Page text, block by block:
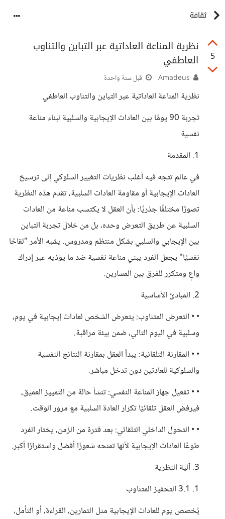
ثقافة
5
نظرية المناعة العاداتية عبر التباين والتناوب
العاطفي
قبل سنة واحدة
نظرية المناعة العاداتية عبر التباين والتناوب العاطفي
تجربة 90 يومًا بين العادات الإيجابية والسلبية لبناء مناعة
نفسية
1. المقدمة
في عالم تتجه فيه أغلب نظريات التغيير السلوكي إلى ترسيخ
العادات الإيجابية أو مقاومة العادات السلبية، تقدم هذه النظرية
تصورًا مختلفًا جذريًا: بأن العقل لا يكتسب مناعة من العادات
السلبية عن طريق التعرض وحده، بل من خلال تجربة التباين
بين الإيجابي والسلبي بشكل منتظم ومدروس. يشبه الأمر "لقاحًا
نفسيًا" يجعل الفرد يبني مناعة نفسية ضد ما يؤذيه عبر إدراك
واعٍ ومتكرر للفرق بين المسارين.
2. المبادئ الأساسية
• • التعرض المتناوب: يتعرض الشخص لعادات إيجابية في يوم،
وسلبية في اليوم التالي، ضمن بيئة مراقبة.
• • المقارنة التلقائية: يبدأ العقل بمقارنة النتائج النفسية
والسلوكية للعادتين دون تدخل مباشر.
• • تفعيل جهاز المناعة النفسي: تنشأ حالة من التمييز العميق،
فيرفض العقل تلقائيًا تكرار العادة السلبية مع مرور الوقت.
• • التحول الداخلي التلقائي: بعد فترة من الزمن، يختار الفرد
طوعًا العادات الإيجابية لأنها تمنحه شعورًا أفضل واستقرارًا أكبر.
3. آلية النظرية
1. 3.1 التحفيز المتناوب
يُخصص يوم للعادات الإيجابية مثل التمارين، القراءة، أو التأمل،